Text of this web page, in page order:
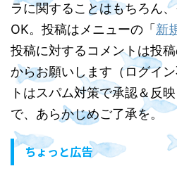
ラに関することはもちろん
OK。投稿はメニューの「 新
投稿に対するコメントは投
からお願いします（ログイ
トはスパム対策で承認＆反
で、あらかじめご了承を。
ちょっと広告